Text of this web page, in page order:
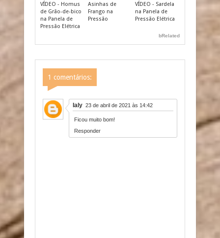
VÍDEO - Homus
de Grão-de-bico
na Panela de
Pressão Elétrica
Asinhas de
Frango na
Pressão
VÍDEO - Sardela
na Panela de
Pressão Elétrica
bRelated
1 comentários:
Ialy 23 de abril de 2021 às 14:42
Ficou muito bom!
Responder